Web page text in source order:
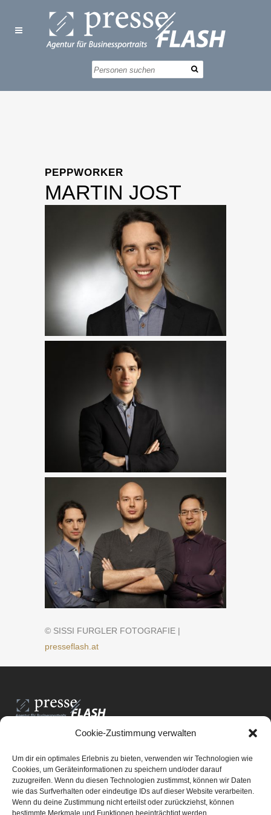
Cookie-Zustimmung verwalten
Um dir ein optimales Erlebnis zu bieten, verwenden wir Technologien wie
Cookies, um Geräteinformationen zu speichern und/oder darauf
zuzugreifen. Wenn du diesen Technologien zustimmst, können wir Daten
wie das Surfverhalten oder eindeutige IDs auf dieser Website verarbeiten.
Wenn du deine Zustimmung nicht erteilst oder zurückziehst, können
bestimmte Merkmale und Funktionen beeinträchtigt werden.
PEPPWORKER
MARTIN JOST
© SISSI FURGLER FOTOGRAFIE |
presseflash.at
PresseFlash e.U.
8061 St. Radegund bei Graz
E-Mail-Adresse:office@presseflash.at